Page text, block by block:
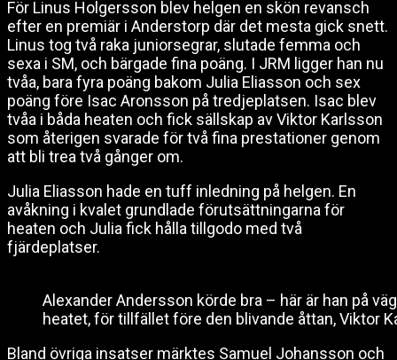
För Linus Holgersson blev helgen en skön revansch
efter en premiär i Anderstorp där det mesta gick snett.
Linus tog två raka juniorsegrar, slutade femma och
sexa i SM, och bärgade fina poäng. I JRM ligger han nu
tvåa, bara fyra poäng bakom Julia Eliasson och sex
poäng före Isac Aronsson på tredjeplatsen. Isac blev
tvåa i båda heaten och fick sällskap av Viktor Karlsson
som återigen svarade för två fina prestationer genom
att bli trea två gånger om.
Julia Eliasson hade en tuff inledning på helgen. En
avåkning i kvalet grundlade förutsättningarna för
heaten och Julia fick hålla tillgodo med två
fjärdeplatser.
Alexander Andersson körde bra – här är han på
heatet, för tillfället före den blivande åttan, Viktor
Bland övriga insatser märktes Samuel Johansson och